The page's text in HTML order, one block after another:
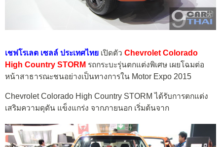
เชฟโรเลต เซลล์ ประเทศไทย เปิดตัว Chevrolet Colorado
High Country STORM รถกระบะรุ่นตกแต่งพิเศษ เผยโฉมต่อ
หน้าสาธารณะชนอย่างเป็นทางการใน Motor Expo 2015
Chevrolet Colorado High Country STORM ได้รับการตกแต่ง
เสริมความดุดัน แข็งแกร่ง จากภายนอก เริ่มต้นจาก